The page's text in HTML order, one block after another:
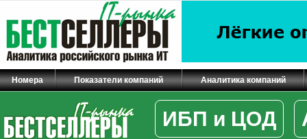
Номера Показатели компаний Аналитика компаний
ИБП и ЦОД